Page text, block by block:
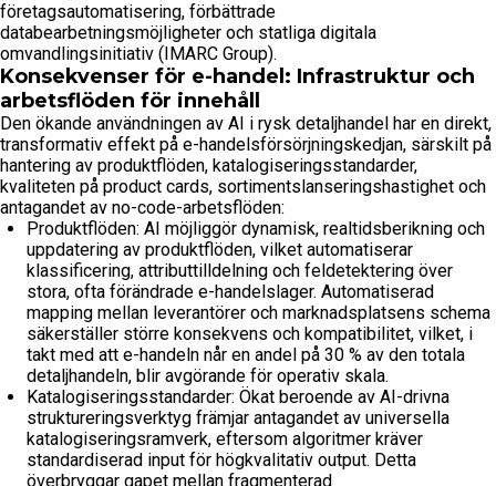
företagsautomatisering, förbättrade
databearbetningsmöjligheter och statliga digitala
omvandlingsinitiativ (IMARC Group).
Konsekvenser för e-handel: Infrastruktur och
arbetsflöden för innehåll
Den ökande användningen av AI i rysk detaljhandel har en direkt,
transformativ effekt på e-handelsförsörjningskedjan, särskilt på
hantering av produktflöden, katalogiseringsstandarder,
kvaliteten på product cards, sortimentslanseringshastighet och
antagandet av no-code-arbetsflöden:
Produktflöden: AI möjliggör dynamisk, realtidsberikning och
uppdatering av produktflöden, vilket automatiserar
klassificering, attributtilldelning och feldetektering över
stora, ofta förändrade e-handelslager. Automatiserad
mapping mellan leverantörer och marknadsplatsens schema
säkerställer större konsekvens och kompatibilitet, vilket, i
takt med att e-handeln når en andel på 30 % av den totala
detaljhandeln, blir avgörande för operativ skala.
Katalogiseringsstandarder: Ökat beroende av AI-drivna
struktureringsverktyg främjar antagandet av universella
katalogiseringsramverk, eftersom algoritmer kräver
standardiserad input för högkvalitativ output. Detta
överbryggar gapet mellan fragmenterad